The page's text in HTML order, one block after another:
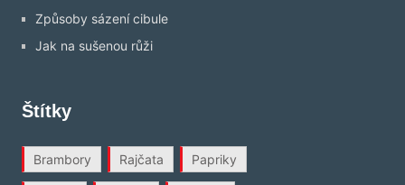
Způsoby sázení cibule
Jak na sušenou růži
Štítky
Brambory Rajčata Papriky